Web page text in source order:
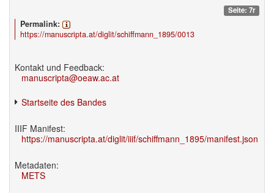
Seite: 7r
Permalink:
https://manuscripta.at/diglit/schiffmann_1895/0013
Kontakt und Feedback:
manuscripta@oeaw.ac.at
Startseite des Bandes
IIIF Manifest:
https://manuscripta.at/diglit/iiif/schiffmann_1895/manifest.json
Metadaten:
METS